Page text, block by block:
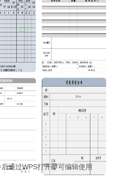
通过WPS打开即可编辑使用